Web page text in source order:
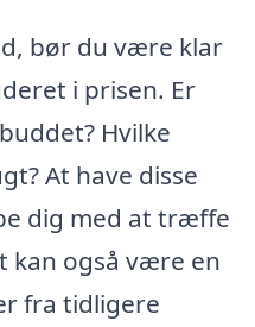
bør du være klar
i prisen. Er
Hvilke
At have disse
dig med at træffe
kan også være en
fra tidligere